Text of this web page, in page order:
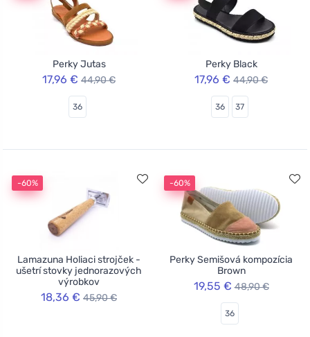
Perky Jutas
17,96 € 44,90 €
36
Perky Black
17,96 € 44,90 €
36 37
-60%
Lamazuna Holiaci strojček -
ušetrí stovky jednorazových
výrobkov
18,36 € 45,90 €
-60%
Perky Semišová kompozícia
Brown
19,55 € 48,90 €
36